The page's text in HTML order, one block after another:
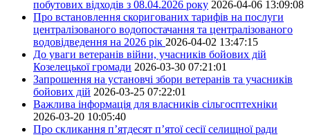
побутових відходів з 08.04.2026 року 2026-04-06 13:09:08
Про встановлення скоригованих тарифів на послуги
централізованого водопостачання та централізованого
водовідведення на 2026 рік 2026-04-02 13:47:15
До уваги ветеранів війни, учасників бойових дій
Козелецької громади 2026-03-30 07:21:01
Запрошення на установчі збори ветеранів та учасників
бойових дій 2026-03-25 07:22:01
Важлива інформація для власників сільгосптехніки
2026-03-20 10:05:40
Про скликання п’ятдесят п’ятої сесії селищної ради